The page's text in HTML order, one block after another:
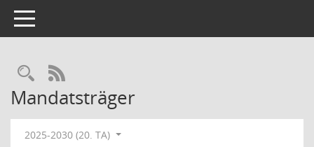
Toggle navigation
Rechercheauswahl
RSS-Feed
Mandatsträger
2025-2030 (20. TA)